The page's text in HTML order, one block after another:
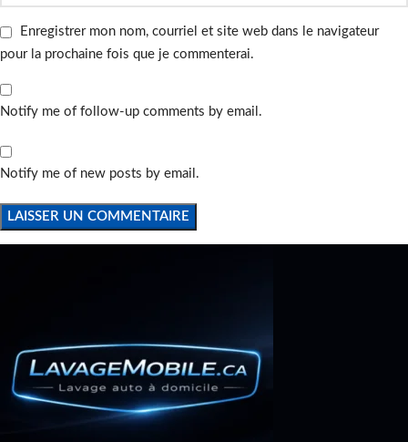
Enregistrer mon nom, courriel et site web dans le navigateur
pour la prochaine fois que je commenterai.
Notify me of follow-up comments by email.
Notify me of new posts by email.